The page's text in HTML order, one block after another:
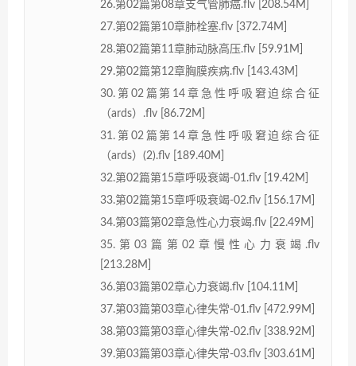
26.第02篇第08章支气管肺癌.flv [208.54M]
27.第02篇第10章肺栓塞.flv [372.74M]
28.第02篇第11章肺动脉高压.flv [59.91M]
29.第02篇第12章胸膜疾病.flv [143.43M]
30.第02篇第14章急性呼吸窘迫综合征
（ards）.flv [86.72M]
31.第02篇第14章急性呼吸窘迫综合征
（ards）(2).flv [189.40M]
32.第02篇第15章呼吸衰竭-01.flv [19.42M]
33.第02篇第15章呼吸衰竭-02.flv [156.17M]
34.第03篇第02章急性心力衰竭.flv [22.49M]
35.第03篇第02章慢性心力衰竭.flv
[213.28M]
36.第03篇第02章心力衰竭.flv [104.11M]
37.第03篇第03章心律失常-01.flv [472.99M]
38.第03篇第03章心律失常-02.flv [338.92M]
39.第03篇第03章心律失常-03.flv [303.61M]